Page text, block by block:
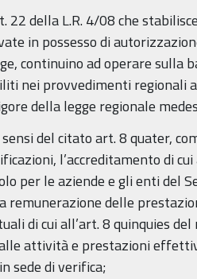
22 della L.R. 4/08 che
in possesso di
continuino ad operare sulla
nei provvedimenti
della legge regionale
del citato art. 8 quater,
l’accreditamento di
per le aziende e gli enti del
remunerazione delle
di cui all’art. 8 quinquies
attività e prestazioni
sede di verifica;